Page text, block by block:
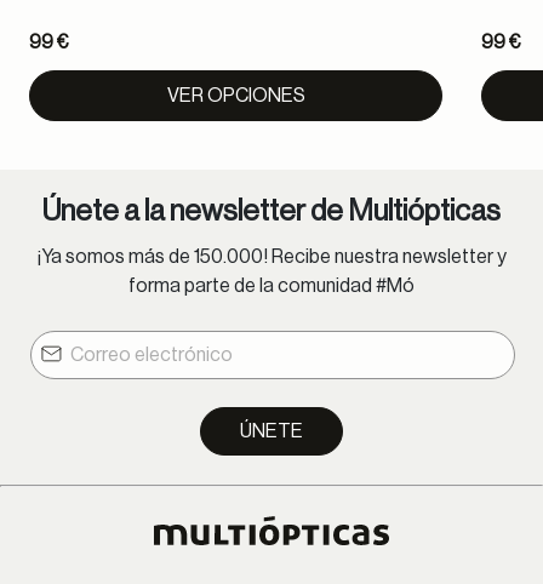
99 €
VER OPCIONES
99 €
Únete a la newsletter de Multiópticas
¡Ya somos más de 150.000! Recibe nuestra newsletter y
forma parte de la comunidad #Mó
ÚNETE